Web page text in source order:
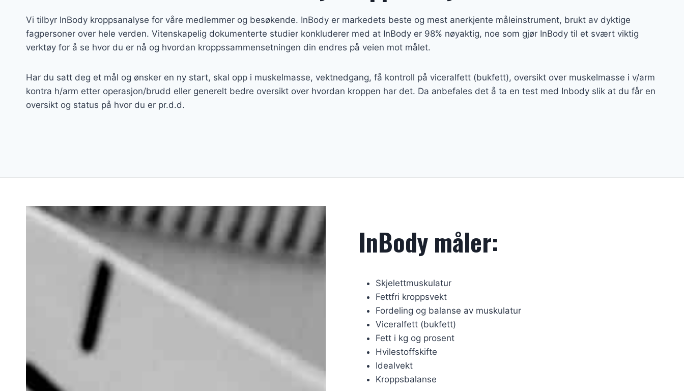
Vi tilbyr InBody kroppsanalyse for våre medlemmer og besøkende. InBody er markedets beste og mest anerkjente måleinstrument, brukt av dyktige
fagpersoner over hele verden. Vitenskapelig dokumenterte studier konkluderer med at InBody er 98% nøyaktig, noe som gjør InBody til et svært viktig
verktøy for å se hvor du er nå og hvordan kroppssammensetningen din endres på veien mot målet.
Har du satt deg et mål og ønsker en ny start, skal opp i muskelmasse, vektnedgang, få kontroll på viceralfett (bukfett), oversikt over muskelmasse i v/arm
kontra h/arm etter operasjon/brudd eller generelt bedre oversikt over hvordan kroppen har det. Da anbefales det å ta en test med Inbody slik at du får en
oversikt og status på hvor du er pr.d.d.
InBody måler:
Skjelettmuskulatur
Fettfri kroppsvekt
Fordeling og balanse av muskulatur
Viceralfett (bukfett)
Fett i kg og prosent
Hvilestoffskifte
Idealvekt
Kroppsbalanse